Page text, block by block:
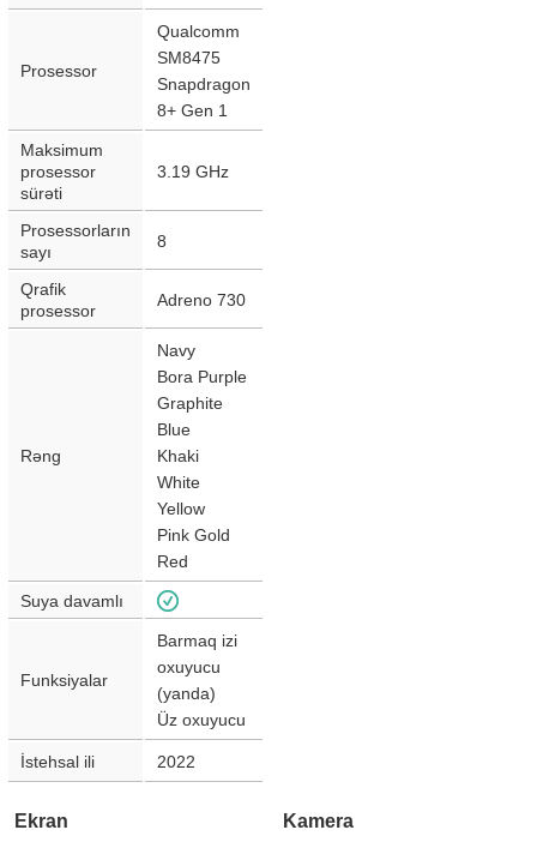
Prosessor
Qualcomm
SM8475
Snapdragon
8+ Gen 1
Maksimum
prosessor
sürəti
3.19 GHz
Prosessorların
sayı
8
Qrafik
prosessor
Adreno 730
Rəng
Navy
Bora Purple
Graphite
Blue
Khaki
White
Yellow
Pink Gold
Red
Suya davamlı
Funksiyalar
Barmaq izi
oxuyucu
(yanda)
Üz oxuyucu
İstehsal ili 2022
Ekran Kamera